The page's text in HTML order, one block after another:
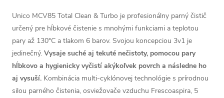
Unico MCV85 Total Clean & Turbo je profesionálny parný čistič
určený pre hĺbkové čistenie s mnohými funkciami a teplotou
pary až 130°C a tlakom 6 barov. Svojou koncepciou 3v1 je
jedinečný. Vysaje suché aj tekuté nečistoty, pomocou pary
hĺbkovo a hygienicky vyčistí akýkoľvek povrch a následne ho
aj vysuší. Kombinácia multi-cyklónovej technológie s prírodnou
silou parného čistenia, osviežovače vzduchu Frescoaspira, 5